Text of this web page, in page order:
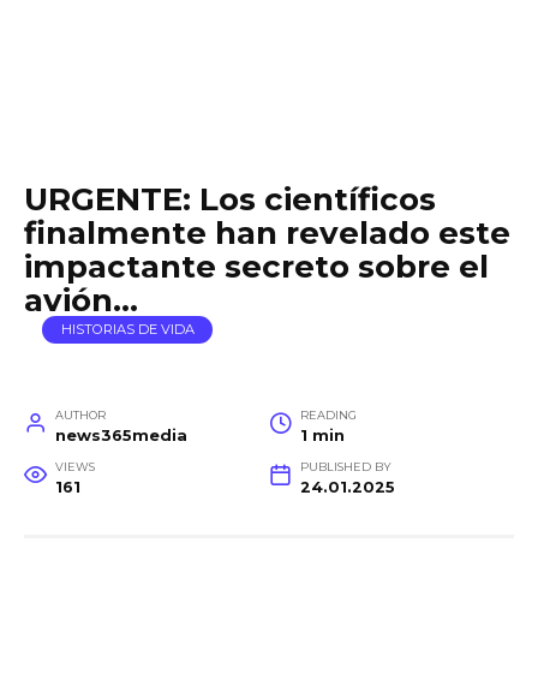
URGENTE: Los científicos
finalmente han revelado este
impactante secreto sobre el
avión…
HISTORIAS DE VIDA
AUTHOR
news365media
READING
1 min
VIEWS
161
PUBLISHED BY
24.01.2025